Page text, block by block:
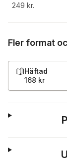
249 kr.
Fler format
Häftad
168 kr